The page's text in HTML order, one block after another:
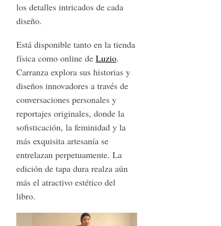
los detalles intricados de cada
diseño.
Está disponible tanto en la tienda
física como online de Luzio.
Carranza explora sus historias y
diseños innovadores a través de
conversaciones personales y
reportajes originales, donde la
sofisticación, la feminidad y la
más exquisita artesanía se
entrelazan perpetuamente. La
edición de tapa dura realza aún
más el atractivo estético del
libro.